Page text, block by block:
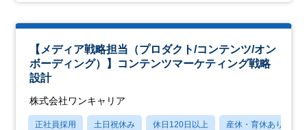
【メディア戦略担当（プロダクト/コンテンツ/オン
ボーディング）】コンテンツマーケティング戦略
設計
株式会社ワンキャリア
正社員採用 土日祝休み 休日120日以上 産休・育休あり